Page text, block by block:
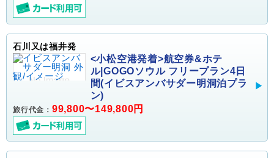
石川又は福井発
<小松空港発着>航空券&ホテ
ル|GOGOソウル フリープラン4日
間(イビスアンバサダー明洞泊プラ
ン)
旅行代金： 99,800〜149,800円